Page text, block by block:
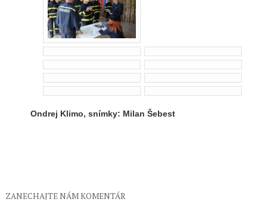
Ondrej Klimo, snímky: Milan Šebest
ZANECHAJTE NÁM KOMENTÁR